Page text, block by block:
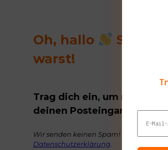
Oh, hallo
Schön,
warst!
Trag dich ein, um
deinen Posteingang zu
Wir senden keinen Spam! Erfahre mehr
Datenschutzerklärung